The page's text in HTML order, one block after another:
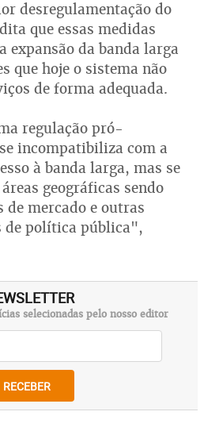
desregulamentação do
que essas medidas
expansão da banda larga
que hoje o sistema não
de forma adequada.
regulação pró-
incompatibiliza com a
à banda larga, mas se
geográficas sendo
de mercado e outras
de política pública",
selecionadas pelo nosso editor
RECEBER